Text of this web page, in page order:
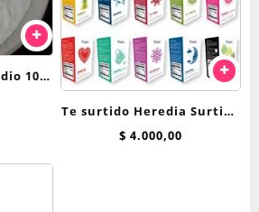
100
Te surtido Heredia Surtido
Clasico saquitos
$ 4.000,00